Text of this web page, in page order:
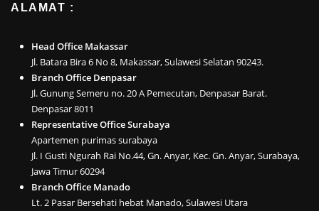
ALAMAT :
Head Office Makassar
Jl. Batara Bira 6 No 8, Makassar, Sulawesi Selatan 90243.
Branch Office Denpasar
Jl. Gunung Semeru no. 20 A Pemecutan, Denpasar Barat.
Denpasar 8011
Representative Office Surabaya
Apartemen purimas surabaya
Jl. I Gusti Ngurah Rai No.44, Gn. Anyar, Kec. Gn. Anyar, Surabaya,
Jawa Timur 60294
Branch Office Manado
Lt. 2 Pasar Bersehati hebat Manado, Sulawesi Utara